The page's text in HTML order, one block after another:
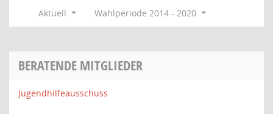
Aktuell
Wahlperiode 2014 - 2020
BERATENDE MITGLIEDER
Jugendhilfeausschuss